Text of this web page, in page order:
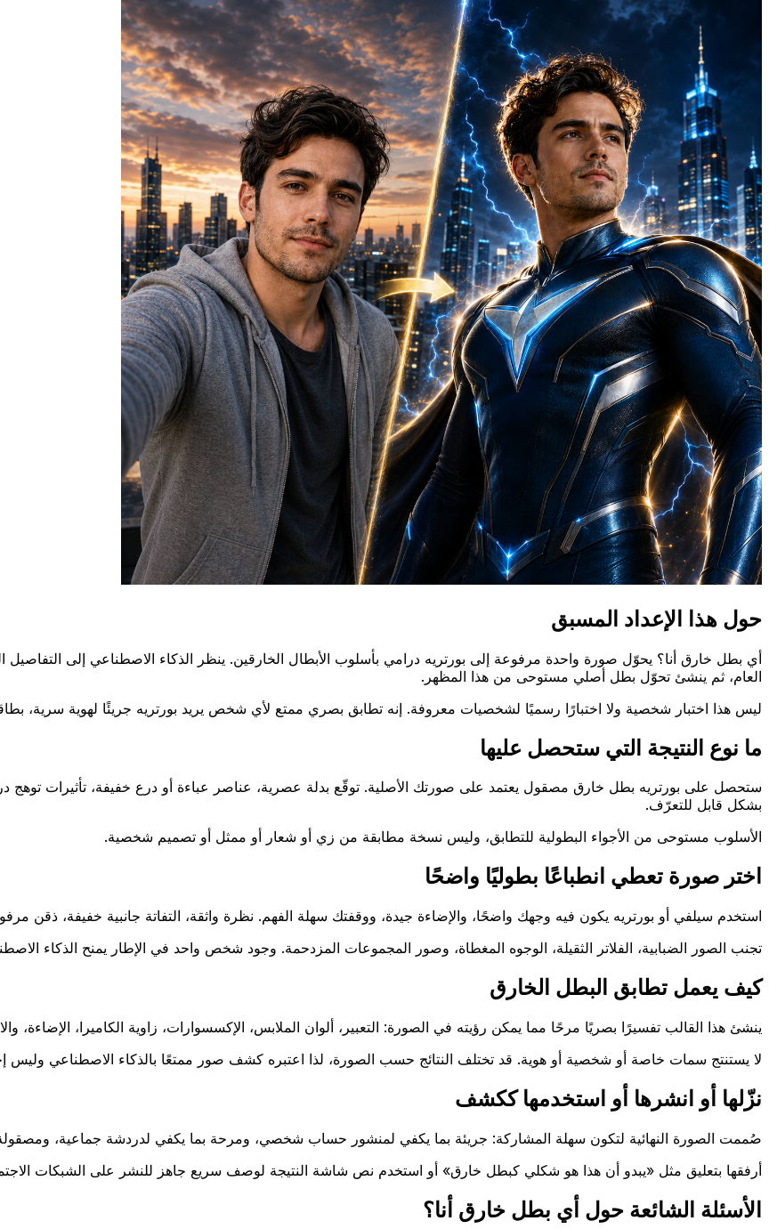
حول هذا الإعداد المسبق
أي بطل خارق أنا؟ يحوّل صورة واحدة مرفوعة إلى بورتريه درامي بأسلوب الأبطال الخارقين. ينظر الذكاء الاصطناعي إلى التفاصيل
العام، ثم ينشئ تحوّل بطل أصلي مستوحى من هذا المظهر.
ليس هذا اختبار شخصية ولا اختبارًا رسميًا لشخصيات معروفة. إنه تطابق بصري ممتع لأي شخص يريد بورتريه جريئًا لهوية سرية،
ما نوع النتيجة التي ستحصل عليها
ستحصل على بورتريه بطل خارق مصقول يعتمد على صورتك الأصلية. توقّع بدلة عصرية، عناصر عباءة أو درع خفيفة، تأثيرات توهج
بشكل قابل للتعرّف.
الأسلوب مستوحى من الأجواء البطولية للتطابق، وليس نسخة مطابقة من زي أو شعار أو ممثل أو تصميم شخصية.
اختر صورة تعطي انطباعًا بطوليًا واضحًا
استخدم سيلفي أو بورتريه يكون فيه وجهك واضحًا، والإضاءة جيدة، ووقفتك سهلة الفهم. نظرة واثقة، التفاتة جانبية خفيفة، ذقن
تجنب الصور الضبابية، الفلاتر الثقيلة، الوجوه المغطاة، وصور المجموعات المزدحمة. وجود شخص واحد في الإطار يمنح الذكاء
كيف يعمل تطابق البطل الخارق
ينشئ هذا القالب تفسيرًا بصريًا مرحًا مما يمكن رؤيته في الصورة: التعبير، ألوان الملابس، الإكسسوارات، زاوية الكاميرا، الإضاءة،
لا يستنتج سمات خاصة أو شخصية أو هوية. قد تختلف النتائج حسب الصورة، لذا اعتبره كشف صور ممتعًا بالذكاء الاصطناعي وليس
نزّلها أو انشرها أو استخدمها ككشف
صُممت الصورة النهائية لتكون سهلة المشاركة: جريئة بما يكفي لمنشور حساب شخصي، ومرحة بما يكفي لدردشة جماعية،
أرفقها بتعليق مثل «يبدو أن هذا هو شكلي كبطل خارق» أو استخدم نص شاشة النتيجة لوصف سريع جاهز للنشر على الشبكات
الأسئلة الشائعة حول أي بطل خارق أنا؟